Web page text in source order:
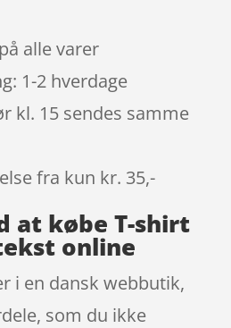
alle varer
1-2 hverdage
kl. 15 sendes samme
fra kun kr. 35,-
at købe T-shirt
online
i en dansk webbutik,
som du ikke